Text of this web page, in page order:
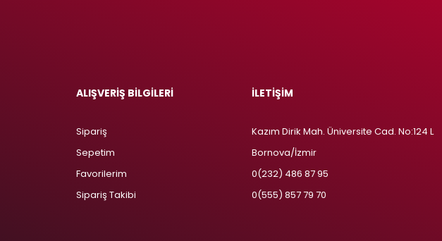
ALIŞVERİŞ BİLGİLERİ
Sipariş
Sepetim
Favorilerim
Sipariş Takibi
İLETİŞİM
Kazım Dirik Mah. Üniversite Cad. No:124 L
Bornova/İzmir
0(232) 486 87 95
0(555) 857 79 70